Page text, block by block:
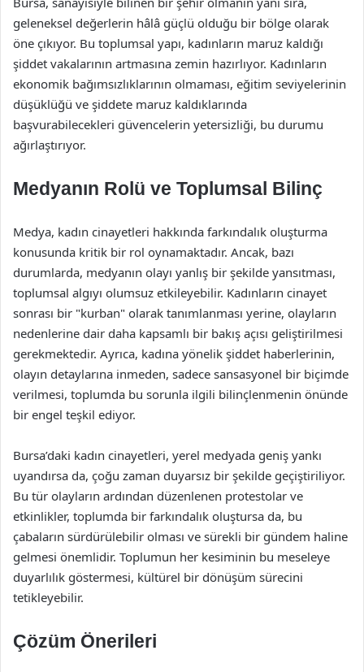
geleneksel değerlerin hâlâ güçlü olduğu bir bölge olarak
öne çıkıyor. Bu toplumsal yapı, kadınların maruz kaldığı
şiddet vakalarının artmasına zemin hazırlıyor. Kadınların
ekonomik bağımsızlıklarının olmaması, eğitim seviyelerinin
düşüklüğü ve şiddete maruz kaldıklarında
başvurabilecekleri güvencelerin yetersizliği, bu durumu
ağırlaştırıyor.
Medyanın Rolü ve Toplumsal Bilinç
Medya, kadın cinayetleri hakkında farkındalık oluşturma
konusunda kritik bir rol oynamaktadır. Ancak, bazı
durumlarda, medyanın olayı yanlış bir şekilde yansıtması,
toplumsal algıyı olumsuz etkileyebilir. Kadınların cinayet
sonrası bir "kurban" olarak tanımlanması yerine, olayların
nedenlerine dair daha kapsamlı bir bakış açısı geliştirilmesi
gerekmektedir. Ayrıca, kadına yönelik şiddet haberlerinin,
olayın detaylarına inmeden, sadece sansasyonel bir biçimde
verilmesi, toplumda bu sorunla ilgili bilinçlenmenin önünde
bir engel teşkil ediyor.
Bursa’daki kadın cinayetleri, yerel medyada geniş yankı
uyandırsa da, çoğu zaman duyarsız bir şekilde geçiştiriliyor.
Bu tür olayların ardından düzenlenen protestolar ve
etkinlikler, toplumda bir farkındalık oluştursa da, bu
çabaların sürdürülebilir olması ve sürekli bir gündem haline
gelmesi önemlidir. Toplumun her kesiminin bu meseleye
duyarlılık göstermesi, kültürel bir dönüşüm sürecini
tetikleyebilir.
Çözüm Önerileri